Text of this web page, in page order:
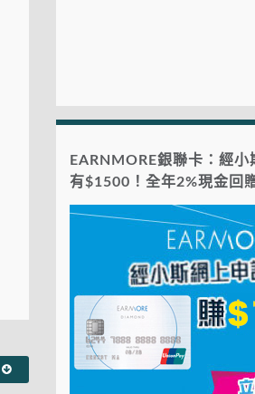
EARNMORE銀聯卡：經小
有$1500！全年2%現金回